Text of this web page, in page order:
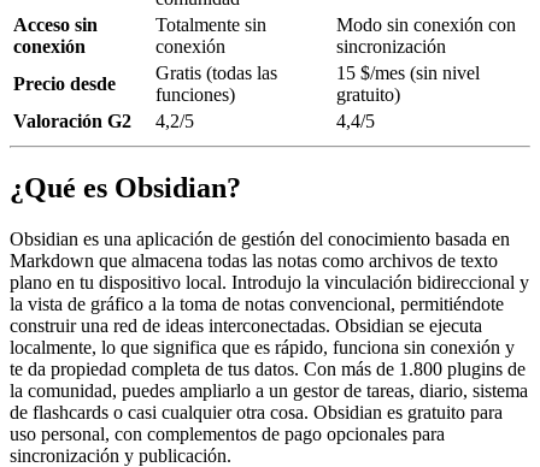
Acceso sin
conexión
Totalmente sin
conexión
Modo sin conexión con
sincronización
Precio desde
Gratis (todas las
funciones)
15 $/mes (sin nivel
gratuito)
Valoración G2
4,2/5 4,4/5
¿Qué es Obsidian?
Obsidian es una aplicación de gestión del conocimiento basada en
Markdown que almacena todas las notas como archivos de texto
plano en tu dispositivo local. Introdujo la vinculación bidireccional y
la vista de gráfico a la toma de notas convencional, permitiéndote
construir una red de ideas interconectadas. Obsidian se ejecuta
localmente, lo que significa que es rápido, funciona sin conexión y
te da propiedad completa de tus datos. Con más de 1.800 plugins de
la comunidad, puedes ampliarlo a un gestor de tareas, diario, sistema
de flashcards o casi cualquier otra cosa. Obsidian es gratuito para
uso personal, con complementos de pago opcionales para
sincronización y publicación.